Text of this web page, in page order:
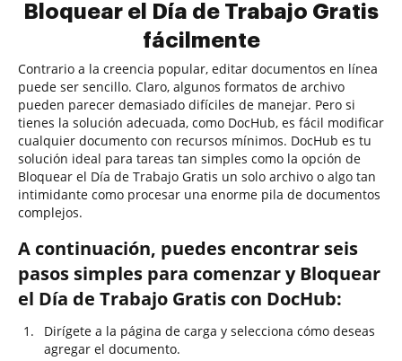
Bloquear el Día de Trabajo Gratis
fácilmente
Contrario a la creencia popular, editar documentos en línea
puede ser sencillo. Claro, algunos formatos de archivo
pueden parecer demasiado difíciles de manejar. Pero si
tienes la solución adecuada, como DocHub, es fácil modificar
cualquier documento con recursos mínimos. DocHub es tu
solución ideal para tareas tan simples como la opción de
Bloquear el Día de Trabajo Gratis un solo archivo o algo tan
intimidante como procesar una enorme pila de documentos
complejos.
A continuación, puedes encontrar seis
pasos simples para comenzar y Bloquear
el Día de Trabajo Gratis con DocHub:
Dirígete a la página de carga y selecciona cómo deseas
agregar el documento.